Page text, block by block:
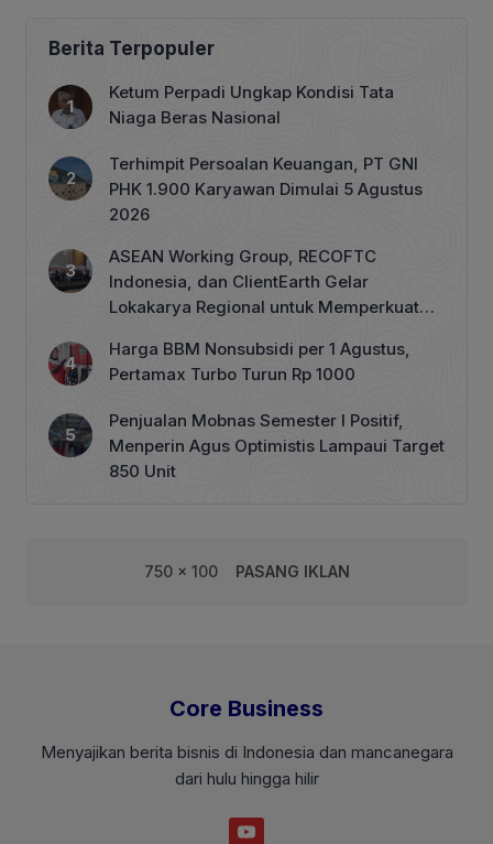
Berita Terpopuler
Ketum Perpadi Ungkap Kondisi Tata
Niaga Beras Nasional
Terhimpit Persoalan Keuangan, PT GNI
PHK 1.900 Karyawan Dimulai 5 Agustus
2026
ASEAN Working Group, RECOFTC
Indonesia, dan ClientEarth Gelar
Lokakarya Regional untuk Memperkuat
Harga BBM Nonsubsidi per 1 Agustus,
Pertamax Turbo Turun Rp 1000
Penjualan Mobnas Semester I Positif,
Menperin Agus Optimistis Lampaui Target
850 Unit
750 x 100 PASANG IKLAN
Core Business
Menyajikan berita bisnis di Indonesia dan mancanegara
dari hulu hingga hilir